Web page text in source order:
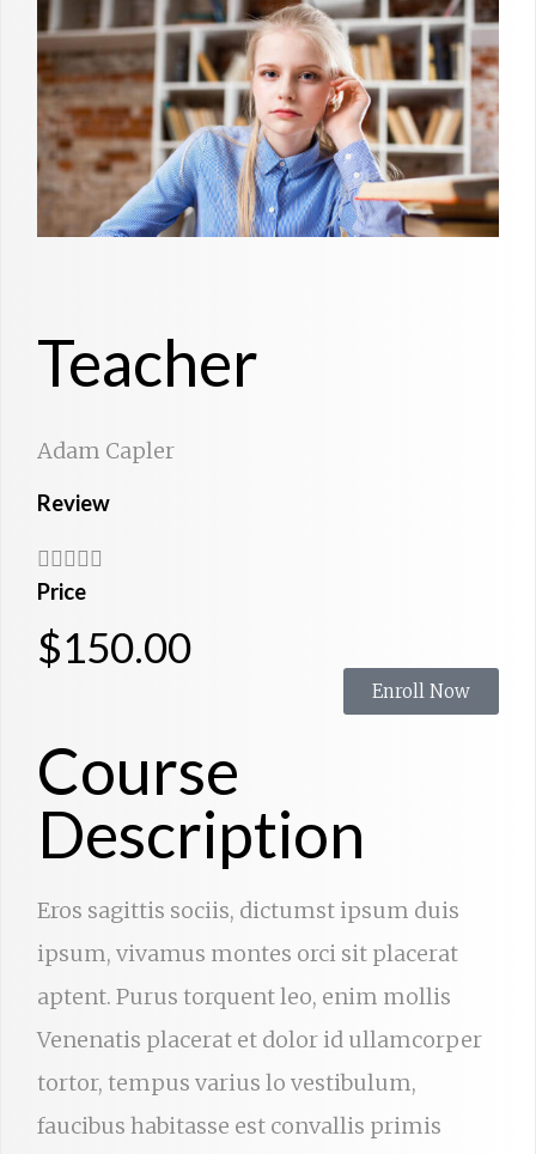
Teacher
Adam Capler
Review

Price
$150.00
Enroll Now
Course
Description
Eros sagittis sociis, dictumst ipsum duis
ipsum, vivamus montes orci sit placerat
aptent. Purus torquent leo, enim mollis
Venenatis placerat et dolor id ullamcorper
tortor, tempus varius lo vestibulum,
faucibus habitasse est convallis primis